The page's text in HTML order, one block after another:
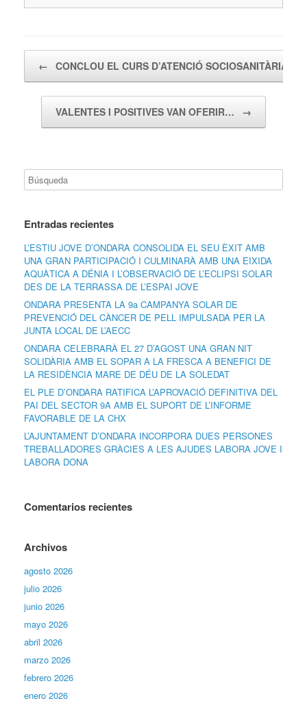
← CONCLOU EL CURS D’ATENCIÓ SOCIOSANITÀRIA…
VALENTES I POSITIVES VAN OFERIR… →
Entradas recientes
L’ESTIU JOVE D’ONDARA CONSOLIDA EL SEU ÈXIT AMB
UNA GRAN PARTICIPACIÓ I CULMINARÀ AMB UNA EIXIDA
AQUÀTICA A DÉNIA I L’OBSERVACIÓ DE L’ECLIPSI SOLAR
DES DE LA TERRASSA DE L’ESPAI JOVE
ONDARA PRESENTA LA 9a CAMPANYA SOLAR DE
PREVENCIÓ DEL CÀNCER DE PELL IMPULSADA PER LA
JUNTA LOCAL DE L’AECC
ONDARA CELEBRARÀ EL 27 D’AGOST UNA GRAN NIT
SOLIDÀRIA AMB EL SOPAR A LA FRESCA A BENEFICI DE
LA RESIDÈNCIA MARE DE DÉU DE LA SOLEDAT
EL PLE D’ONDARA RATIFICA L’APROVACIÓ DEFINITIVA DEL
PAI DEL SECTOR 9A AMB EL SUPORT DE L’INFORME
FAVORABLE DE LA CHX
L’AJUNTAMENT D’ONDARA INCORPORA DUES PERSONES
TREBALLADORES GRÀCIES A LES AJUDES LABORA JOVE I
LABORA DONA
Comentarios recientes
Archivos
agosto 2026
julio 2026
junio 2026
mayo 2026
abril 2026
marzo 2026
febrero 2026
enero 2026